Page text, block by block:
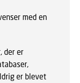
med en
der er
er blevet